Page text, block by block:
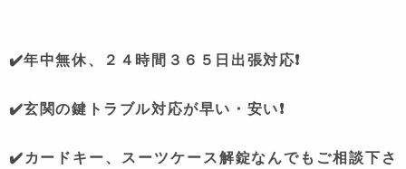
✔️年中無休、２４時間３６５日出張対応❗
✔️玄関の鍵トラブル対応が早い・安い❗
✔️カードキー、スーツケース解錠なんでもご相談下さ